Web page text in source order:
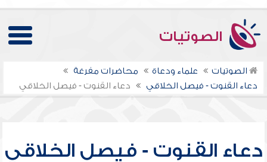
الصوتيات
الصوتيات علماء ودعاة
محاضرات مفرغة
دعاء القنوت - فيصل الخلاقي
دعاء القنوت - فيصل الخلاقي
دعاء القنوت - فيصل الخلاقي